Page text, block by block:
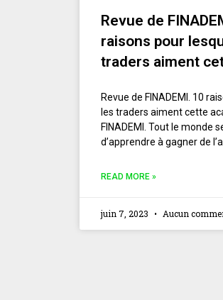
Revue de
raisons pour
traders aiment
Revue de FINADEMI. 10
les traders aiment cette
FINADEMI. Tout le monde
d’apprendre à gagner de
READ MORE »
juin 7, 2023 Aucun